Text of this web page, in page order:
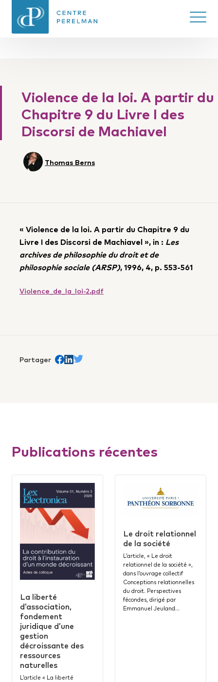
DU DROIT
Ouvrir/
Violence de la loi. A partir du
Chapitre 9 du Livre I des
Discorsi de Machiavel
Thomas Berns
« Violence de la loi. A partir du Chapitre 9 du
Livre I des Discorsi de Machiavel », in : Les
archives de philosophie du droit et de
philosophie sociale (ARSP), 1996, 4, p. 553-561
Violence_de_la_loi-2.pdf
Partager Partager sur Facebook
trans.Partager sur Linkedin
Partager sur Twitter
Publications récentes
La liberté
d’association,
fondement
juridique d’une
gestion
décroissante des
ressources
naturelles
L’article « La liberté
Le droit relationnel
de la société
L’article, « Le droit
relationnel de la société »,
dans l’ouvrage collectif
Conceptions relationnelles
du droit. Perspectives
fécondes, dirigé par
Emmanuel Jeuland…